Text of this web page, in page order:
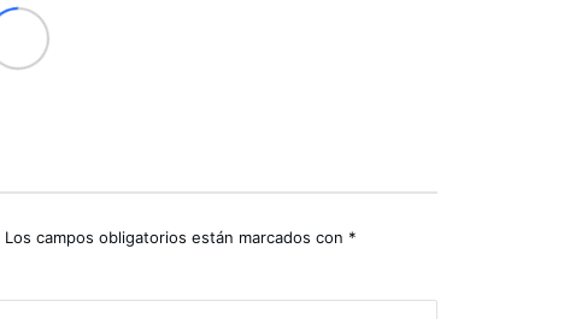
Los campos obligatorios están marcados con *